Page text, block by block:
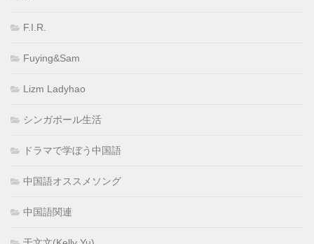
F.I.R.
Fuying&Sam
Lizm Ladyhao
シンガポール生活
ドラマで学ぼう中国語
中国語オススメソング
中国語関連